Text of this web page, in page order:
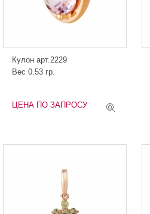
Кулон арт.2229
Вес 0.53 гр.
ЦЕНА ПО ЗАПРОСУ